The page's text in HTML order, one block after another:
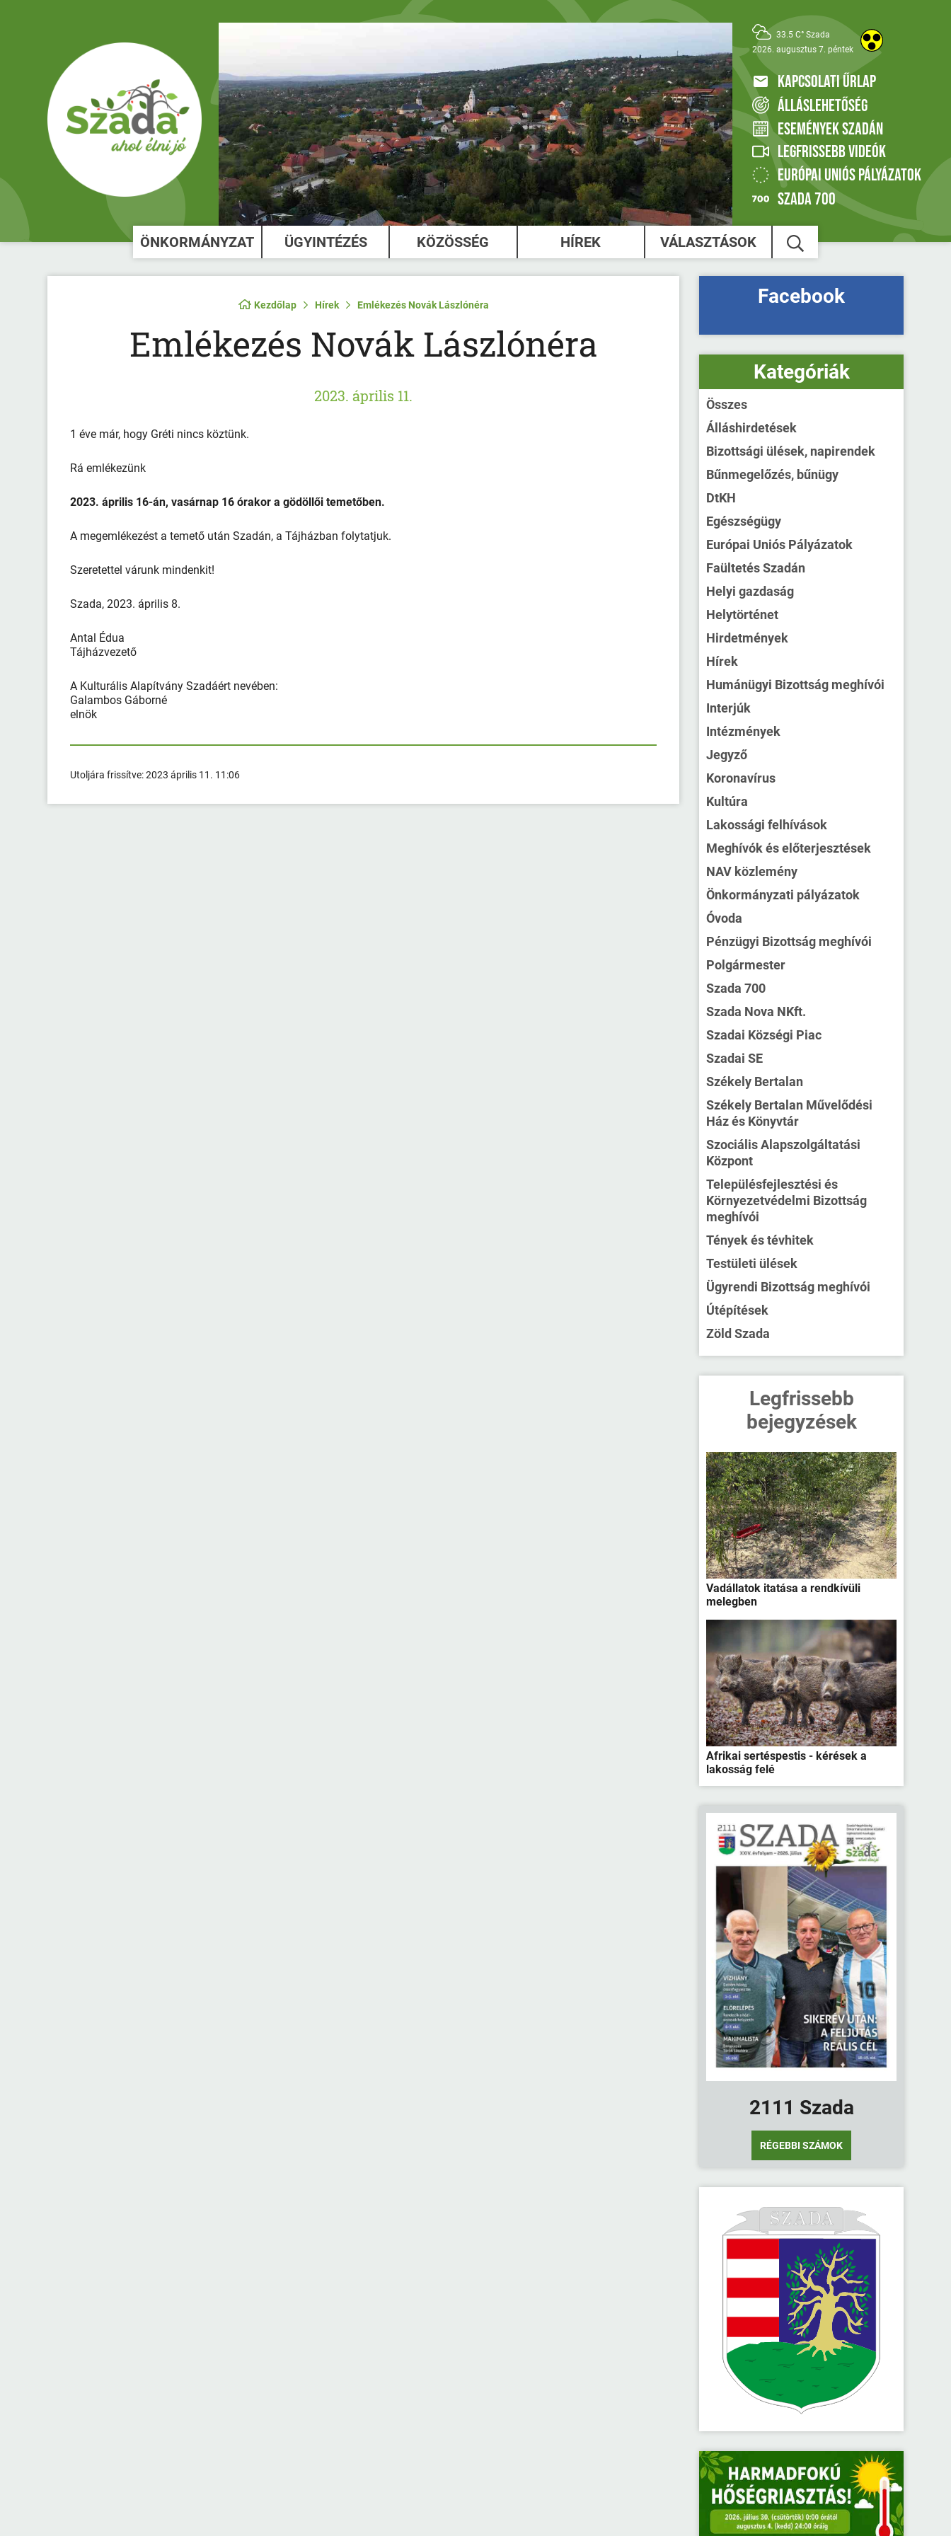
33.5 C° Szada
2026. augusztus 7. péntek
KAPCSOLATI ŰRLAP
ÁLLÁSLEHETŐSÉG
ESEMÉNYEK SZADÁN
LEGFRISSEBB VIDEÓK
EURÓPAI UNIÓS PÁLYÁZATOK
SZADA 700
ÖNKORMÁNYZAT ÜGYINTÉZÉS KÖZÖSSÉG HÍREK VÁLASZTÁSOK
Kezdőlap Hírek Emlékezés Novák Lászlónéra
Emlékezés Novák Lászlónéra
2023. április 11.
1 éve már, hogy Gréti nincs köztünk.
Rá emlékezünk
2023. április 16-án, vasárnap 16 órakor a gödöllői temetőben.
A megemlékezést a temető után Szadán, a Tájházban folytatjuk.
Szeretettel várunk mindenkit!
Szada, 2023. április 8.
Antal Édua
Tájházvezető
A Kulturális Alapítvány Szadáért nevében:
Galambos Gáborné
elnök
Utoljára frissítve:2023 április 11. 11:06
Facebook
Kategóriák
Összes
Álláshirdetések
Bizottsági ülések, napirendek
Bűnmegelőzés, bűnügy
DtKH
Egészségügy
Európai Uniós Pályázatok
Faültetés Szadán
Helyi gazdaság
Helytörténet
Hirdetmények
Hírek
Humánügyi Bizottság meghívói
Interjúk
Intézmények
Jegyző
Koronavírus
Kultúra
Lakossági felhívások
Meghívók és előterjesztések
NAV közlemény
Önkormányzati pályázatok
Óvoda
Pénzügyi Bizottság meghívói
Polgármester
Szada 700
Szada Nova NKft.
Szadai Községi Piac
Szadai SE
Székely Bertalan
Székely Bertalan Művelődési
Ház és Könyvtár
Szociális Alapszolgáltatási
Központ
Településfejlesztési és
Környezetvédelmi Bizottság
meghívói
Tények és tévhitek
Testületi ülések
Ügyrendi Bizottság meghívói
Útépítések
Zöld Szada
Legfrissebb
bejegyzések
Vadállatok itatása a rendkívüli
melegben
Afrikai sertéspestis - kérések a
lakosság felé
2111 Szada
RÉGEBBI SZÁMOK